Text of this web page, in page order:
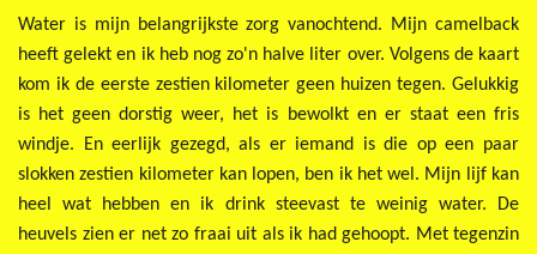
Water is mijn belangrijkste zorg vanochtend. Mijn camelback
heeft gelekt en ik heb nog zo'n halve liter over. Volgens de kaart
kom ik de eerste zestien kilometer geen huizen tegen. Gelukkig
is het geen dorstig weer, het is bewolkt en er staat een fris
windje. En eerlijk gezegd, als er iemand is die op een paar
slokken zestien kilometer kan lopen, ben ik het wel. Mijn lijf kan
heel wat hebben en ik drink steevast te weinig water. De
heuvels zien er net zo fraai uit als ik had gehoopt. Met tegenzin